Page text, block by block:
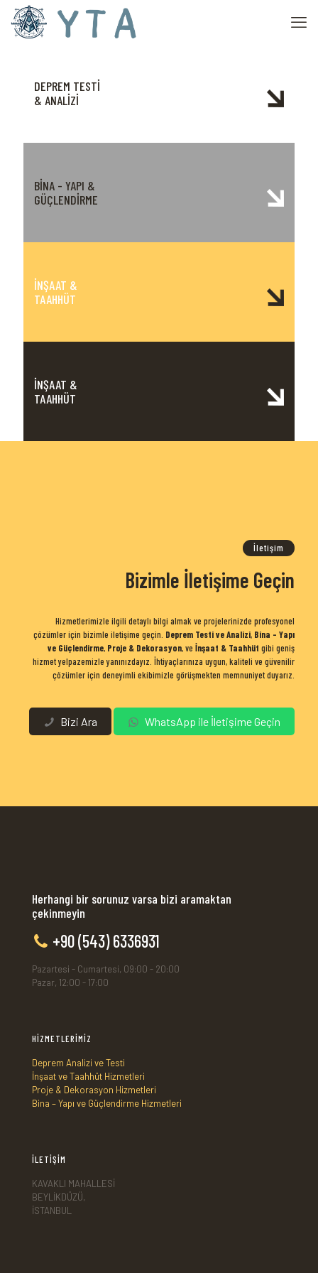
DEPREM TESTİ
& ANALİZİ
BİNA - YAPI &
GÜÇLENDİRME
İNŞAAT &
TAAHHÜT
İNŞAAT &
TAAHHÜT
İletişim
Bizimle İletişime Geçin
Hizmetlerimizle ilgili detaylı bilgi almak ve projelerinizde profesyonel
çözümler için bizimle iletişime geçin. Deprem Testi ve Analizi, Bina - Yapı
ve Güçlendirme, Proje & Dekorasyon, ve İnşaat & Taahhüt gibi geniş
hizmet yelpazemizle yanınızdayız. İhtiyaçlarınıza uygun, kaliteli ve güvenilir
çözümler için deneyimli ekibimizle görüşmekten memnuniyet duyarız.
Bizi Ara WhatsApp ile İletişime Geçin
Herhangi bir sorunuz varsa bizi aramaktan
çekinmeyin
+90 (543) 6336931
Pazartesi - Cumartesi, 09:00 - 20:00
Pazar, 12:00 - 17:00
HİZMETLERİMİZ
Deprem Analizi ve Testi
İnşaat ve Taahhüt Hizmetleri
Proje & Dekorasyon Hizmetleri
Bina – Yapı ve Güçlendirme Hizmetleri
İLETİŞİM
KAVAKLI MAHALLESİ
BEYLİKDÜZÜ,
İSTANBUL